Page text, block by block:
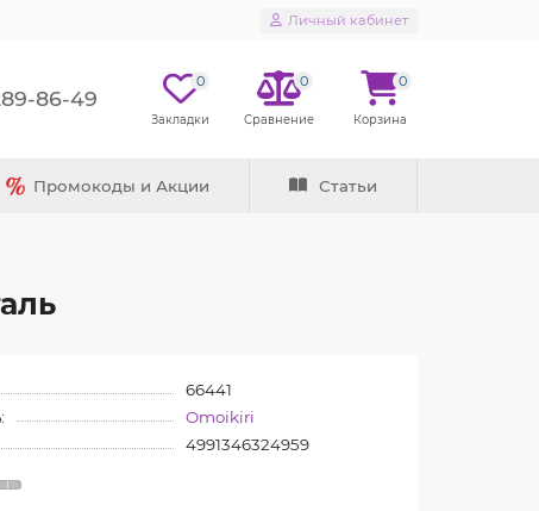
Личный кабинет
86-49
0 0 0
Промокоды и Акции Статьи
66441
Omoikiri
4991346324959